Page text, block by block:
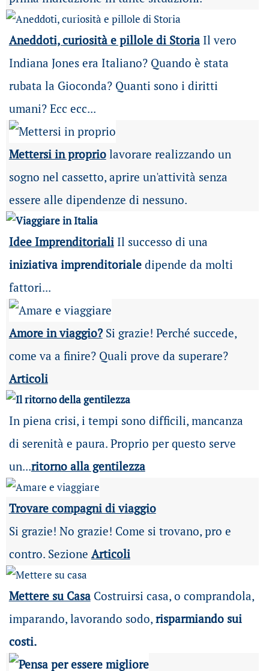
Aneddoti, curiosità e pillole di Storia Il vero
Indiana Jones era Italiano? Quando è stata
rubata la Gioconda? Quanti sono i diritti
umani? Ecc ecc...
Mettersi in propriolavorare realizzando un
sogno nel cassetto, aprire un'attività senza
essere alle dipendenze di nessuno.
Idee ImprenditorialiIl successo di una
iniziativa imprenditorialedipende da molti
fattori...
Amore in viaggio?Si grazie! Perché succede,
come va a finire? Quali prove da superare?
Articoli
In piena crisi, i tempi sono difficili, mancanza
di serenità e paura. Proprio per questo serve
un...ritorno alla gentilezza
Trovare compagni di viaggio
Si grazie! No grazie! Come si trovano, pro e
contro. Sezione Articoli
Mettere su Casa Costruirsi casa, o comprandola,
imparando, lavorando sodo, risparmiando sui
costi.